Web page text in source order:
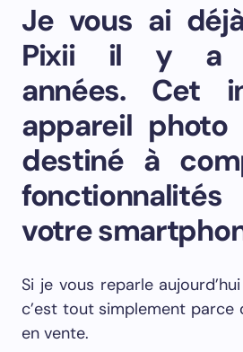
Je vous ai
Pixii il y a
années. Cet
appareil
destiné à
votre
Si je vous reparle
c’est tout simplement parce
en vente.